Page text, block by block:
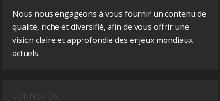
Nous nous engageons à vous fournir un contenu de
qualité, riche et diversifié, afin de vous offrir une
vision claire et approfondie des enjeux mondiaux
actuels.